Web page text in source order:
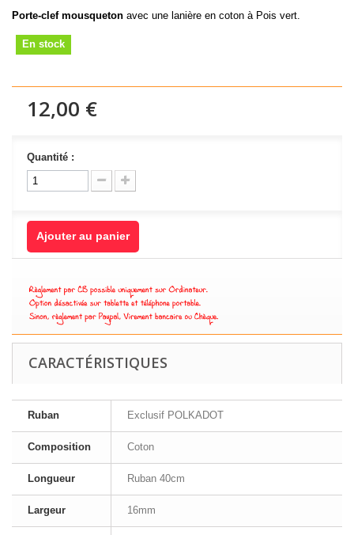
Porte-clef mousqueton avec une lanière en coton à Pois vert.
En stock
12,00 €
Quantité :
Ajouter au panier
CARACTÉRISTIQUES
Ruban Exclusif POLKADOT
Composition Coton
Longueur Ruban 40cm
Largeur 16mm